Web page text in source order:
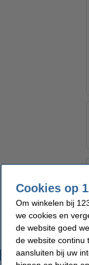
Cookies op
Om winkelen bij
we cookies en
de website goed
de website continu
aansluiten bij uw